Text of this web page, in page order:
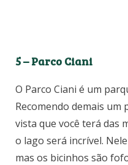
5 – Parco Ciani
O Parco Ciani é um
Recomendo demais um
vista que você terá das
o lago será incrível.
mas os bicinhos são